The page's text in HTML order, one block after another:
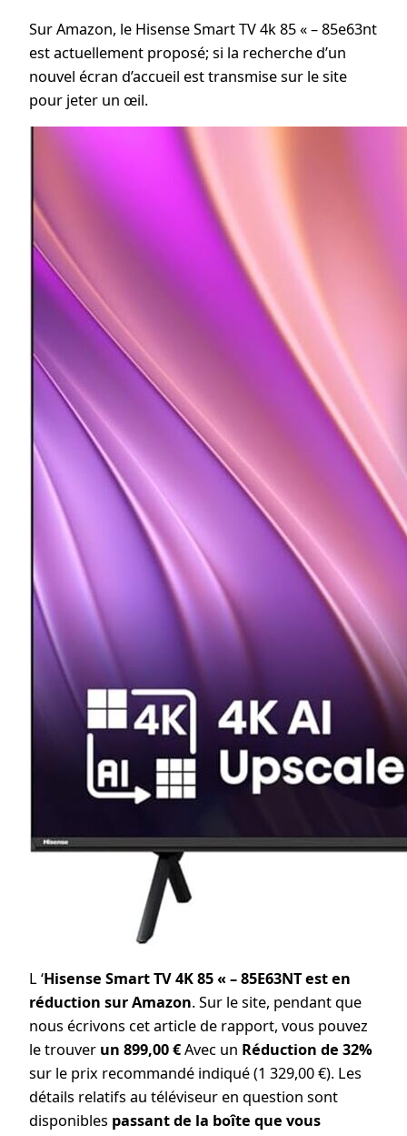
Sur Amazon, le Hisense Smart TV 4k 85 « – 85e63nt
est actuellement proposé; si la recherche d’un
nouvel écran d’accueil est transmise sur le site
pour jeter un œil.
L ‘Hisense Smart TV 4K 85 « – 85E63NT est en
réduction sur Amazon. Sur le site, pendant que
nous écrivons cet article de rapport, vous pouvez
le trouver un 899,00 €Avec un Réduction de 32%
sur le prix recommandé indiqué (1 329,00 €). Les
détails relatifs au téléviseur en question sont
disponibles passant de la boîte que vous